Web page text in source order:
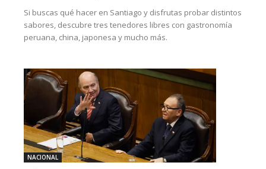
Si buscas qué hacer en Santiago y disfrutas probar distintos
sabores, descubre tres tenedores libres con gastronomía
peruana, china, japonesa y mucho más.
NACIONAL